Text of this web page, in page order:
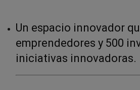
Un espacio innovador
emprendedores y 500
iniciativas innovadoras.